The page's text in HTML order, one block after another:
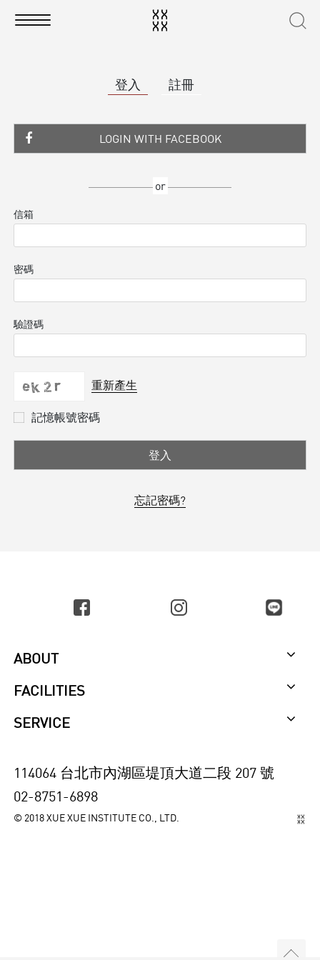
登入 註冊
LOGIN WITH FACEBOOK
or
信箱
密碼
驗證碼
重新產生
記憶帳號密碼
登入
忘記密碼?
ABOUT
FACILITIES
SERVICE
114064 台北市內湖區堤頂大道二段 207 號
02-8751-6898
© 2018 XUE XUE INSTITUTE CO., LTD.